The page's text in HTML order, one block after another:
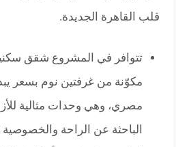
قلب القاهرة الجديدة.
تتوافر في المشروع شقق
مصري، وهي وحدات مثالية
الباحثة عن الراحة والخصوصية